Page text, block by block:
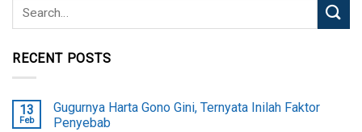
RECENT POSTS
13
Feb
Gugurnya Harta Gono Gini, Ternyata Inilah Faktor
Penyebab